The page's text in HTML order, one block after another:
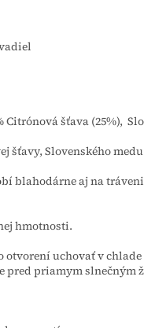
Citrónová šťava (25%),
šťavy, Slovenského
blahodárne aj na
hmotnosti.
otvorení uchovať v
priamym slnečným